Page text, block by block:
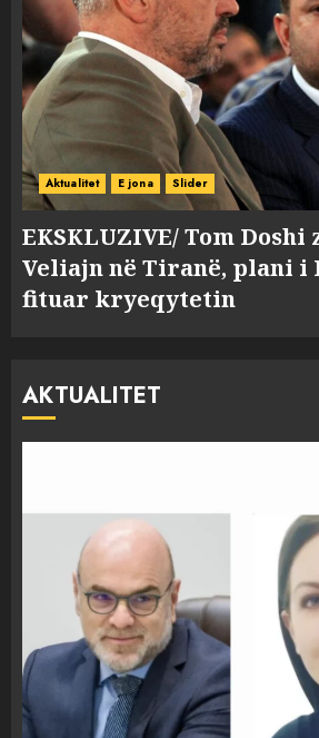
Aktualitet E jona Slider
EKSKLUZIVE/ Tom Doshi
Veliajn në Tiranë, plani i
fituar kryeqytetin
AKTUALITET